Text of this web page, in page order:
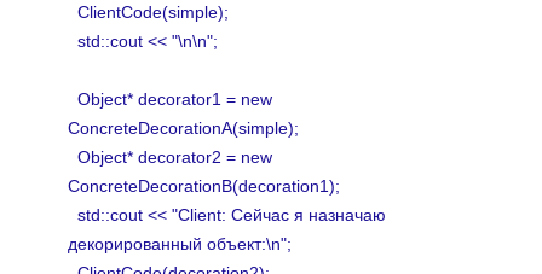
ClientCode(simple);
std::cout << "\n\n";
Object* decorator1 = new
ConcreteDecorationA(simple);
Object* decorator2 = new
ConcreteDecorationB(decoration1);
std::cout << "Client: Сейчас я назначаю
декорированный объект:\n";